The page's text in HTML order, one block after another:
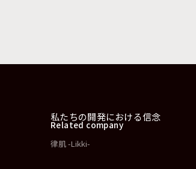
私たちの開発における信念
Related company
律肌 -Likki-